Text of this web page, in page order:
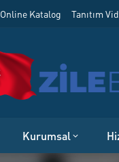
Online Katalog Tanıtım
Kurumsal